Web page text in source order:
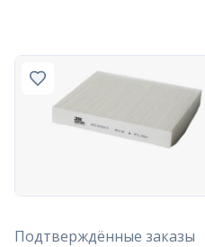
Подтверждённые заказы